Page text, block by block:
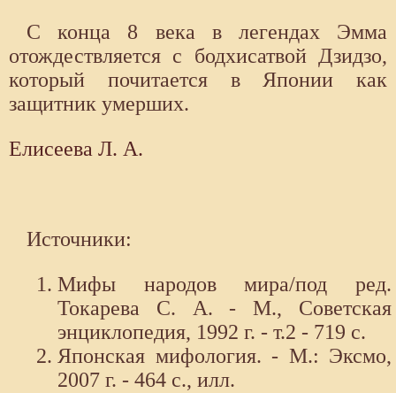
С конца 8 века в легендах Эмма
отождествляется с бодхисатвой Дзидзо,
который почитается в Японии как
защитник умерших.
Елисеева Л. А.
Источники:
Мифы народов мира/под ред.
Токарева С. А. - М., Советская
энциклопедия, 1992 г. - т.2 - 719 с.
Японская мифология. - М.: Эксмо,
2007 г. - 464 с., илл.